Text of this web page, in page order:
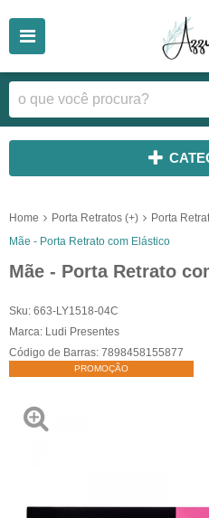
Home Porta Retratos (+)
Porta
Mãe - Porta Retrato com Elástico
Mãe - Porta Retrato
Sku: 663-LY1518-04C
Marca: Ludi Presentes
Código de Barras: 7898458155877
PROMOÇÃO